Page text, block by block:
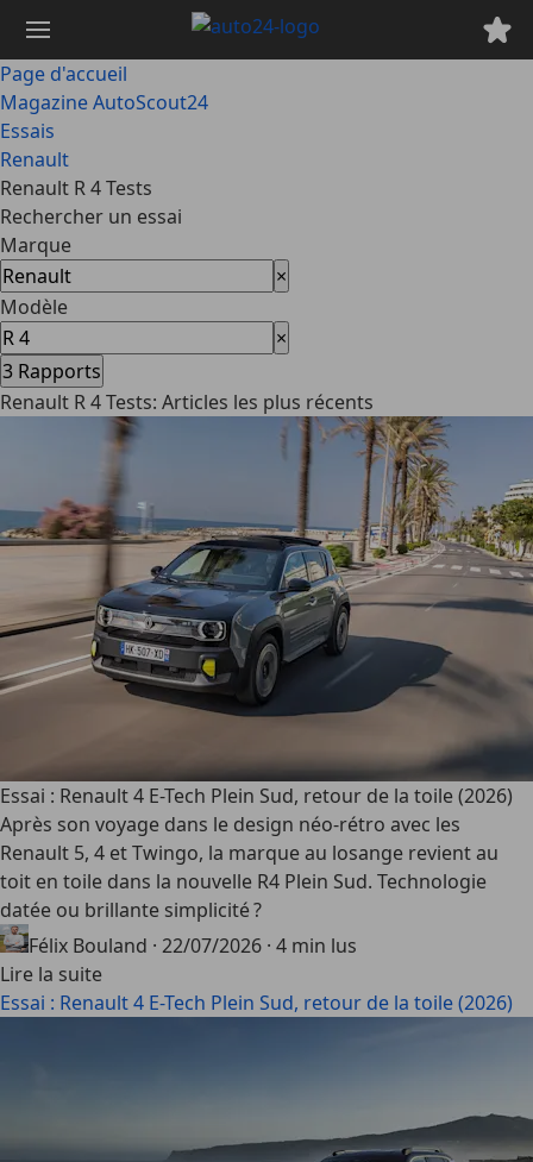
contenu
principal
Page d'accueil
Magazine AutoScout24
Essais
Renault
Renault R 4 Tests
Rechercher un essai
Marque
×
Modèle
×
3 Rapports
Renault R 4 Tests: Articles les plus récents
Essai : Renault 4 E-Tech Plein Sud, retour de la toile (2026)
Après son voyage dans le design néo-rétro avec les
Renault 5, 4 et Twingo, la marque au losange revient au
toit en toile dans la nouvelle R4 Plein Sud. Technologie
datée ou brillante simplicité ?
Félix Bouland · 22/07/2026 · 4 min lus
Lire la suite
Essai : Renault 4 E-Tech Plein Sud, retour de la toile (2026)